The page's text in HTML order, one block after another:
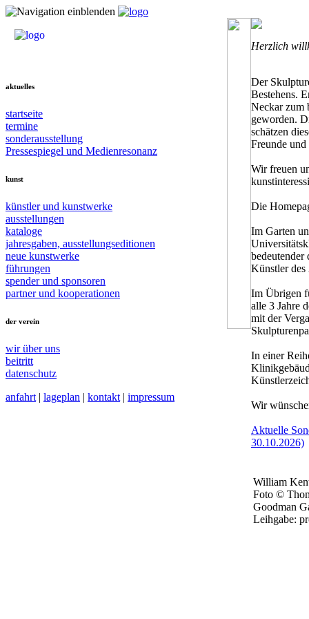
aktuelles
startseite
termine
sonderausstellung
Pressespiegel und Medienresonanz
kunst
künstler und kunstwerke
ausstellungen
kataloge
jahresgaben, ausstellungseditionen
neue kunstwerke
führungen
spender und sponsoren
partner und kooperationen
der verein
wir über uns
beitritt
datenschutz
anfahrt | lageplan | kontakt | impressum
Herzlich
Der
Bestehens.
Neckar zum
geworden.
schätzen
Freunde
Wir freuen
Die
Im Garten
bedeutender
Künstler des
Im Übrigen
alle 3 Jahre
mit der
In einer
Wir
Aktuelle
30.10.2026)
William
Foto ©
Goodman
Leihgabe: